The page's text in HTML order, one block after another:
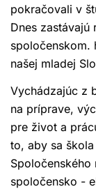
pokračovali v
Dnes zastávajú
spoločenskom.
našej mladej
Vychádzajúc z
na príprave,
pre život a
to, aby sa
spoločensko -